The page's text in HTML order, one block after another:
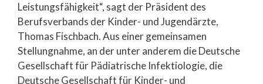
Leistungsfähigkeit“, sagt der Präsident des
Berufsverbands der Kinder- und Jugendärzte,
Thomas Fischbach. Aus einer gemeinsamen
Stellungnahme, an der unter anderem die Deutsche
Gesellschaft für Pädiatrische Infektiologie, die
Deutsche Gesellschaft für Kinder- und